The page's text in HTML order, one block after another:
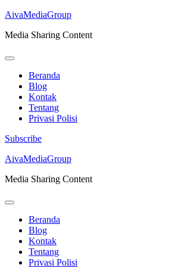
AivaMediaGroup
Media Sharing Content
Beranda
Blog
Kontak
Tentang
Privasi Polisi
Subscribe
Lompat
konten
Enter)
AivaMediaGroup
Media Sharing Content
Beranda
Blog
Kontak
Tentang
Privasi Polisi